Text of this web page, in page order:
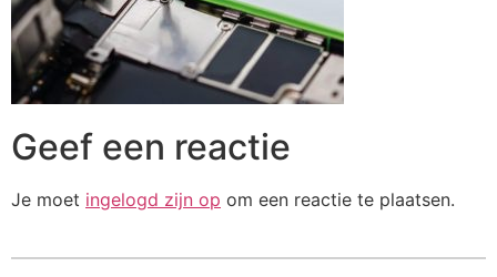
Geef een reactie
Je moet ingelogd zijn op om een reactie te plaatsen.